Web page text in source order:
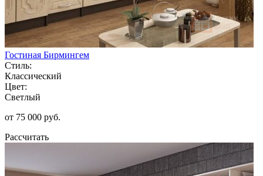
Гостиная Бирмингем
Стиль:
Классический
Цвет:
Светлый
от 75 000 руб.
Рассчитать